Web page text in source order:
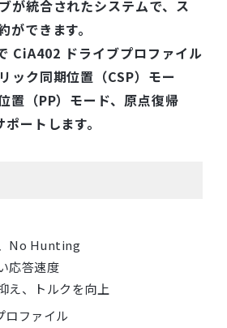
が統合されたシステムで、ス
ができます。
CiA402 ドライブプロファイル
ック同期位置（CSP）モー
置（PP）モード、原点復帰
ートします。
No Hunting
応答速度
え、トルクを向上
ロファイル